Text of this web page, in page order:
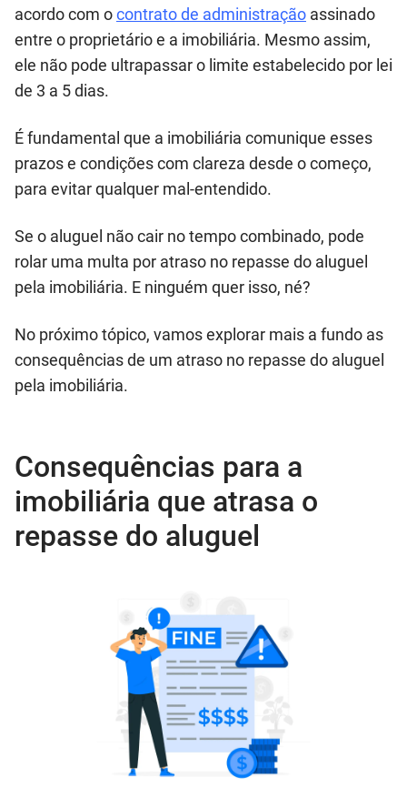
acordo com ocontrato de administração assinado
entre o proprietário e a imobiliária. Mesmo assim,
ele não pode ultrapassar o limite estabelecido por lei
de 3 a 5 dias.
É fundamental que a imobiliária comunique esses
prazos e condições com clareza desde o começo,
para evitar qualquer mal-entendido.
Se o aluguel não cair no tempo combinado, pode
rolar uma multa por atraso no repasse do aluguel
pela imobiliária. E ninguém quer isso, né?
No próximo tópico, vamos explorar mais a fundo as
consequências de um atraso no repasse do aluguel
pela imobiliária.
Consequências para a
imobiliária que atrasa o
repasse do aluguel